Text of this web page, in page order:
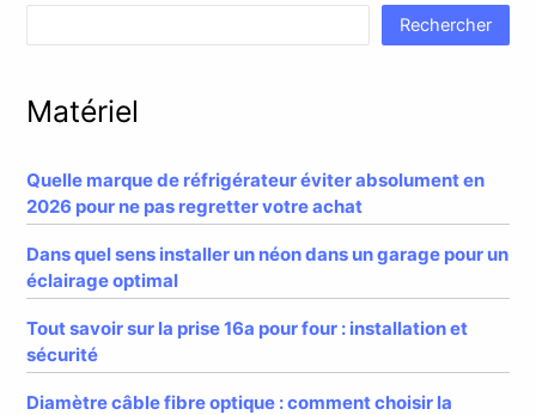
Rechercher
Matériel
Quelle marque de réfrigérateur éviter absolument en
2026 pour ne pas regretter votre achat
Dans quel sens installer un néon dans un garage pour un
éclairage optimal
Tout savoir sur la prise 16a pour four : installation et
sécurité
Diamètre câble fibre optique : comment choisir la